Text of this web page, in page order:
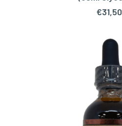
€31,50